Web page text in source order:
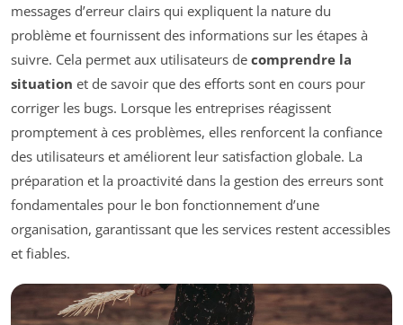
messages d’erreur clairs qui expliquent la nature du
problème et fournissent des informations sur les étapes à
suivre. Cela permet aux utilisateurs de comprendre la
situation et de savoir que des efforts sont en cours pour
corriger les bugs. Lorsque les entreprises réagissent
promptement à ces problèmes, elles renforcent la confiance
des utilisateurs et améliorent leur satisfaction globale. La
préparation et la proactivité dans la gestion des erreurs sont
fondamentales pour le bon fonctionnement d’une
organisation, garantissant que les services restent accessibles
et fiables.